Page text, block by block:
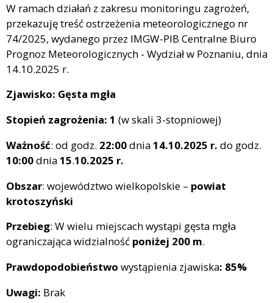
W ramach działań z zakresu monitoringu zagrożeń,
przekazuję treść ostrzeżenia meteorologicznego nr
74/2025, wydanego przez IMGW-PIB Centralne Biuro
Prognoz Meteorologicznych - Wydział w Poznaniu, dnia
14.10.2025 r.
Zjawisko: Gęsta mgła
Stopień zagrożenia: 1 (w skali 3-stopniowej)
Ważność: od godz. 22:00dnia14.10.2025 r. do godz.
10:00dnia15.10.2025 r.
Obszar: województwo wielkopolskie – powiat
krotoszyński
Przebieg: W wielu miejscach wystąpi gęsta mgła
ograniczająca widzialność poniżej 200 m.
Prawdopodobieństwo wystąpienia zjawiska: 85%
Uwagi: Brak